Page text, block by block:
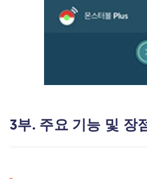
3부. 주요 기능 및 장